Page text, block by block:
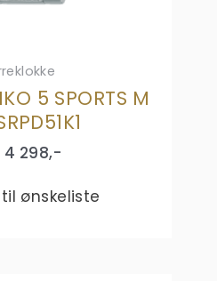
5 SPORTS M
4 298,-
ønskeliste